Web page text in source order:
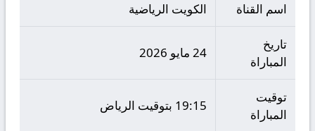
اسم القناة الكويت الرياضية
تاريخ
المباراة
24 مايو 2026
توقيت
المباراة
19:15 بتوقيت الرياض